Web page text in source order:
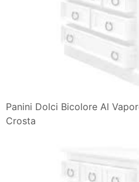
Panini Dolci Bicolore Al
Crosta